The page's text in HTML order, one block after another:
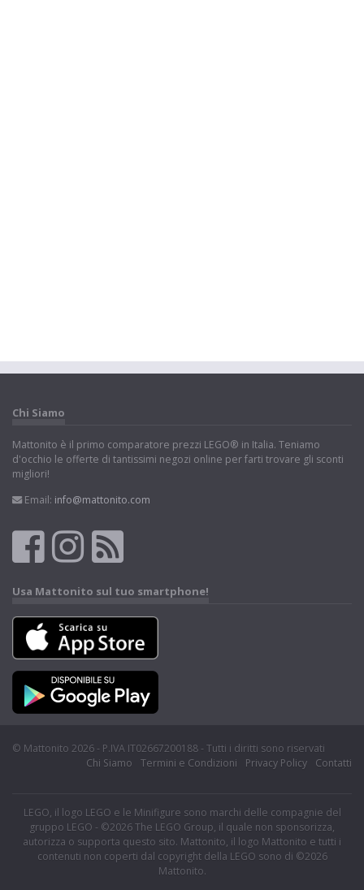
Chi Siamo
Mattonito è il primo comparatore prezzi LEGO® in Italia. Teniamo
d'occhio le offerte di tantissimi negozi online per farti trovare gli sconti
migliori!
Email: info@mattonito.com
Usa Mattonito sul tuo smartphone!
© Mattonito 2026 - P.IVA IT02667200188 - Tutti i diritti sono riservati
Chi Siamo
Termini e Condizioni Privacy Policy Contatti
LEGO, il logo LEGO e le Minifigure sono marchi delle compagnie del
gruppo LEGO - ©2026 The LEGO Group, il quale non sponsorizza,
autorizza o supporta questo sito. Mattonito, il logo Mattonito e tutti i
contenuti non coperti dal copyright della LEGO sono di ©2026
Mattonito.